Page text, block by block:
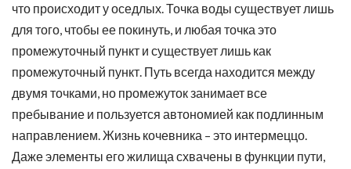
что происходит у оседлых. Точка воды существует лишь
для того, чтобы ее покинуть, и любая точка это
промежуточный пункт и существует лишь как
промежуточный пункт. Путь всегда находится между
двумя точками, но промежуток занимает все
пребывание и пользуется автономией как подлинным
направлением. Жизнь кочевника – это интермеццо.
Даже элементы его жилища схвачены в функции пути,